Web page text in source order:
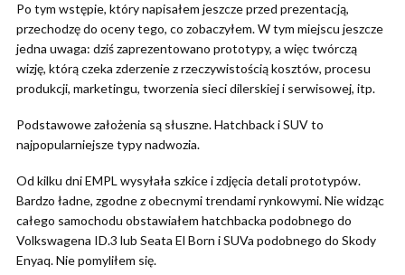
Po tym wstępie, który napisałem jeszcze przed prezentacją,
przechodzę do oceny tego, co zobaczyłem. W tym miejscu jeszcze
jedna uwaga: dziś zaprezentowano prototypy, a więc twórczą
wizję, którą czeka zderzenie z rzeczywistością kosztów, procesu
produkcji, marketingu, tworzenia sieci dilerskiej i serwisowej, itp.
Podstawowe założenia są słuszne. Hatchback i SUV to
najpopularniejsze typy nadwozia.
Od kilku dni EMPL wysyłała szkice i zdjęcia detali prototypów.
Bardzo ładne, zgodne z obecnymi trendami rynkowymi. Nie widząc
całego samochodu obstawiałem hatchbacka podobnego do
Volkswagena ID.3 lub Seata El Born i SUVa podobnego do Skody
Enyaq. Nie pomyliłem się.